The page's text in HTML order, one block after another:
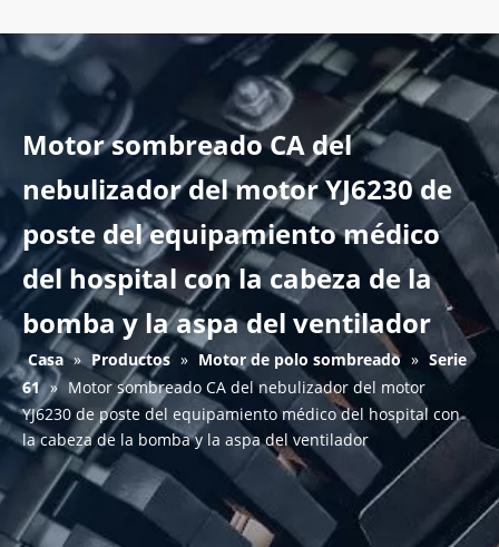
Motor sombreado CA del
nebulizador del motor YJ6230 de
poste del equipamiento médico
del hospital con la cabeza de la
bomba y la aspa del ventilador
Casa » Productos » Motor de polo sombreado » Serie
61 » Motor sombreado CA del nebulizador del motor
YJ6230 de poste del equipamiento médico del hospital con
la cabeza de la bomba y la aspa del ventilador